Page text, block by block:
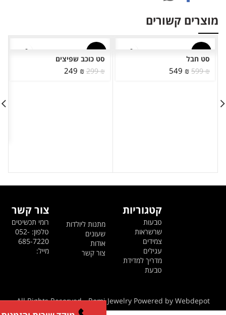
מוצרים קשורים
אזל מ
סט חבל
599₪
המחיר
549 ₪
סט כוכב שפיצים
299₪
המחיר
249 ₪
צור קשר
רומי תכשיטים
טלפון: 052-
685-7220
מייל:
מתנות ליולדות
שעונים
אודות
צור קשר
קטגוריות
טבעות
שרשראות
צמידים
עגילים
מדריך למדידת
טבעת
All Rights Reserved - Romi Jewelry Powered by Webdepot